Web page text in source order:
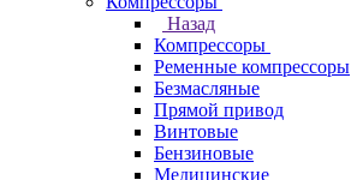
Назад
Компрессоры
Ременные компрессоры
Безмасляные
Прямой привод
Винтовые
Бензиновые
Медицинские